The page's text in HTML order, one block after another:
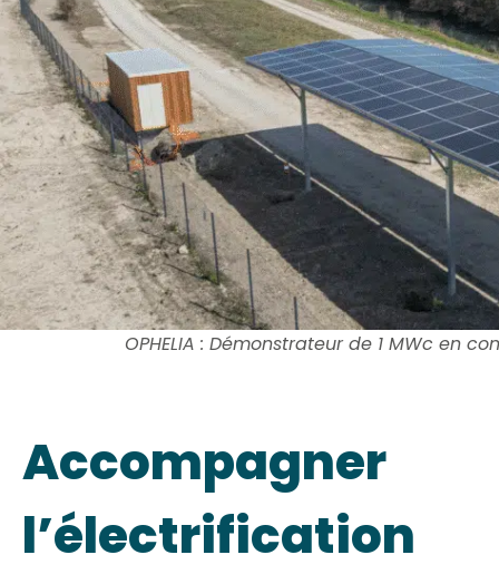
OPHELIA : Démonstrateur de 1 MWc en
Accompagner
l’électrification